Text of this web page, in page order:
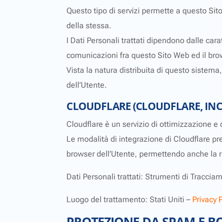
Questo tipo di servizi permette a questo
della stessa.
I Dati Personali trattati dipendono dalle
comunicazioni fra questo Sito Web ed il
Vista la natura distribuita di questo
dell’Utente.
CLOUDFLARE (CLOUDFLARE,
Cloudflare è un servizio di ottimizzazione
Le modalità di integrazione di Cloudflare
browser dell’Utente, permettendo anche
Dati Personali trattati: Strumenti di
Luogo del trattamento: Stati Uniti – Privacy